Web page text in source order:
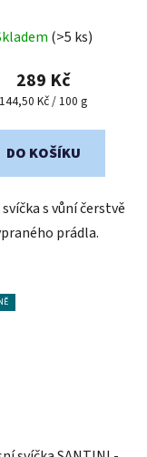
hodnocení
produktu
je
z
(>5 ks)
289 Kč
Měrná
144,50 Kč / 100 g
DO KOŠÍKU
s vůní čerstvě
prádla.